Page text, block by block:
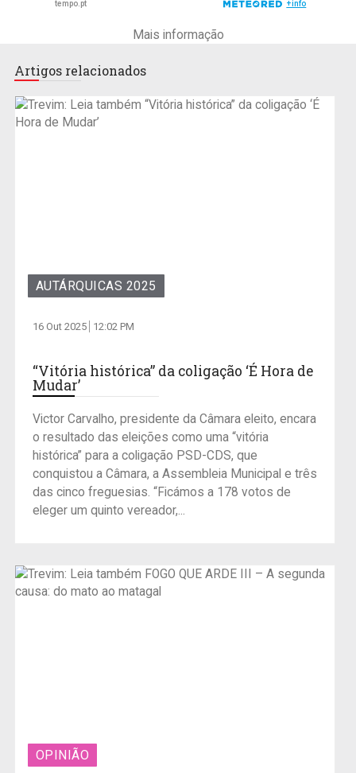
Mais informação
Artigos relacionados
AUTÁRQUICAS 2025
16 Out 2025 12:02 PM
“Vitória histórica” da coligação ‘É Hora de
Mudar’
Victor Carvalho, presidente da Câmara eleito, encara
o resultado das eleições como uma “vitória
histórica” para a coligação PSD-CDS, que
conquistou a Câmara, a Assembleia Municipal e três
das cinco freguesias. “Ficámos a 178 votos de
eleger um quinto vereador,...
OPINIÃO